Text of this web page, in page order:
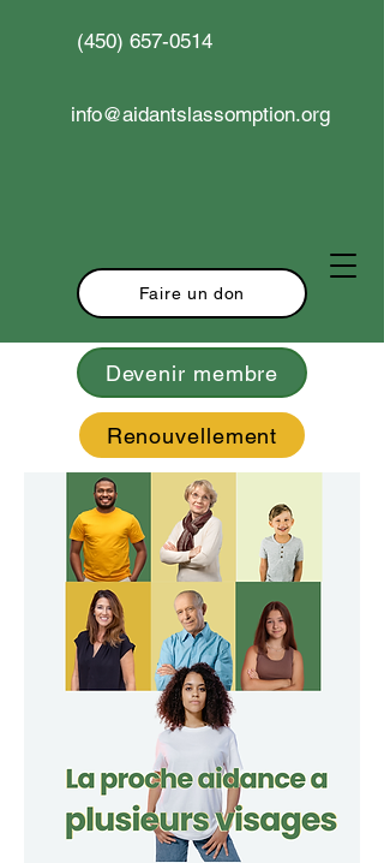
Devenir membre
Renouvellement
(450) 657-0514
info@aidantslassomption.org
Faire un don